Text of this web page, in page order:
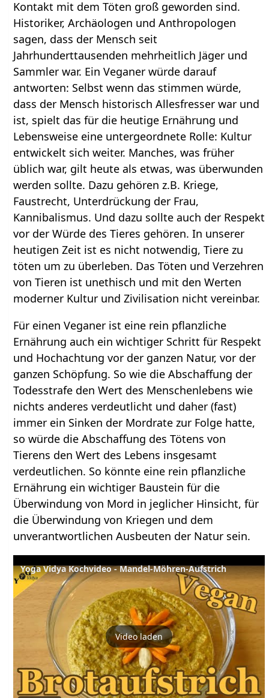
Kontakt mit dem Töten groß geworden sind.
Historiker, Archäologen und Anthropologen
sagen, dass der Mensch seit
Jahrhunderttausenden mehrheitlich Jäger und
Sammler war. Ein Veganer würde darauf
antworten: Selbst wenn das stimmen würde,
dass der Mensch historisch Allesfresser war und
ist, spielt das für die heutige Ernährung und
Lebensweise eine untergeordnete Rolle: Kultur
entwickelt sich weiter. Manches, was früher
üblich war, gilt heute als etwas, was überwunden
werden sollte. Dazu gehören z.B. Kriege,
Faustrecht, Unterdrückung der Frau,
Kannibalismus. Und dazu sollte auch der Respekt
vor der Würde des Tieres gehören. In unserer
heutigen Zeit ist es nicht notwendig, Tiere zu
töten um zu überleben. Das Töten und Verzehren
von Tieren ist unethisch und mit den Werten
moderner Kultur und Zivilisation nicht vereinbar.
Für einen Veganer ist eine rein pflanzliche
Ernährung auch ein wichtiger Schritt für Respekt
und Hochachtung vor der ganzen Natur, vor der
ganzen Schöpfung. So wie die Abschaffung der
Todesstrafe den Wert des Menschenlebens wie
nichts anderes verdeutlicht und daher (fast)
immer ein Sinken der Mordrate zur Folge hatte,
so würde die Abschaffung des Tötens von
Tierens den Wert des Lebens insgesamt
verdeutlichen. So könnte eine rein pflanzliche
Ernährung ein wichtiger Baustein für die
Überwindung von Mord in jeglicher Hinsicht, für
die Überwindung von Kriegen und dem
unverantwortlichen Ausbeuten der Natur sein.
Yoga Vidya Kochvideo - Mandel-Möhren-Aufstrich
Video laden